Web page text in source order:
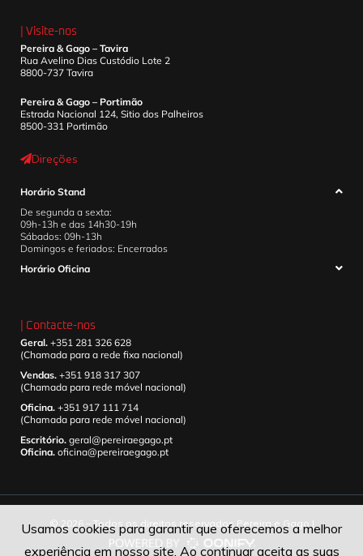
| Visite-nos
Pereira & Gago – Tavira
Rua Avelino Dias Custódio Lote 2
8800-737 Tavira
Pereira & Gago – Portimão
Estrada Nacional 124, Sitio dos Palheiros
8500-331 Portimão
Direções
Horário Stand
De segunda a sexta:
09h-13h e das 14h30-19h
Sábados: 09h-13h
Domingos e feriados: Encerrados
Horário Oficina
| Contacte-nos
Geral. +351 281 326 628
(Chamada para a rede fixa nacional)
Vendas. +351 918 317 307
(Chamada para rede móvel nacional)
Oficina. +351 917 111 714
(Chamada para rede móvel nacional)
Escritório. geral@pereiraegago.pt
Oficina. oficina@pereiraegago.pt
© 2026 – Todos os direitos reservados Pereira e Gago |
Usamos cookies para garantir que oferecemos a melhor
experiência em nosso site. Ao continuar aceita as suas